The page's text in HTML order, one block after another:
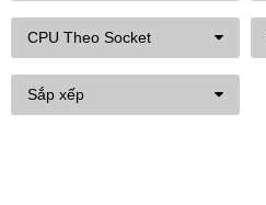
CPU Theo Socket
Sắp xếp